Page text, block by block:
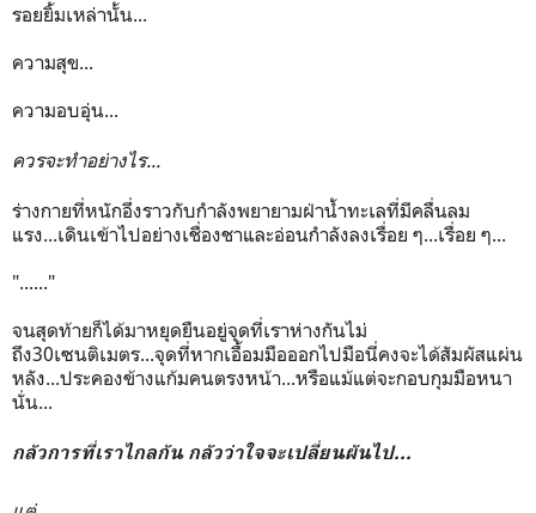
รอยยิ้มเหล่านั้น...
ความสุข...
ความอบอุ่น...
ควรจะทำอย่างไร...
ร่างกายที่หนักอึ่งราวกับกำลังพยายามฝ่าน้ำทะเลที่มีคลื่นลม
แรง...เดินเข้าไปอย่างเชื่องชาและอ่อนกำลังลงเรื่อย ๆ...เรื่อย ๆ...
"......"
จนสุดท้ายก็ได้มาหยุดยืนอยู่จุดที่เราห่างกันไม่
ถึง30เซนติเมตร...จุดที่หากเอื้อมมือออกไปมือนี่คงจะได้สัมผัสแผ่น
หลัง...ประคองข้างแก้มคนตรงหน้า...หรือแม้แต่จะกอบกุมมือหนา
นั่น...
กลัวการที่เราไกลกัน กลัวว่าใจจะเปลี่ยนผันไป...